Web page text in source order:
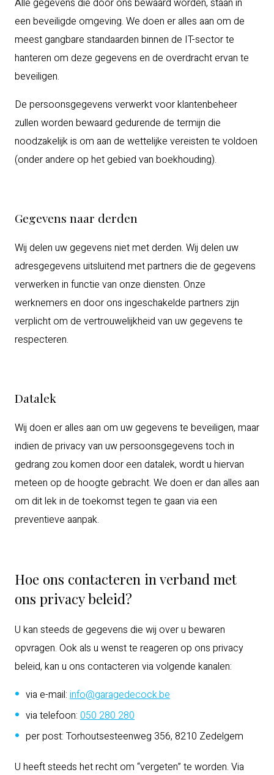
Alle gegevens die door ons bewaard worden, staan in
een beveiligde omgeving. We doen er alles aan om de
meest gangbare standaarden binnen de IT-sector te
hanteren om deze gegevens en de overdracht ervan te
beveiligen.
De persoonsgegevens verwerkt voor klantenbeheer
zullen worden bewaard gedurende de termijn die
noodzakelijk is om aan de wettelijke vereisten te voldoen
(onder andere op het gebied van boekhouding).
Gegevens naar derden
Wij delen uw gegevens niet met derden. Wij delen uw
adresgegevens uitsluitend met partners die de gegevens
verwerken in functie van onze diensten. Onze
werknemers en door ons ingeschakelde partners zijn
verplicht om de vertrouwelijkheid van uw gegevens te
respecteren.
Datalek
Wij doen er alles aan om uw gegevens te beveiligen, maar
indien de privacy van uw persoonsgegevens toch in
gedrang zou komen door een datalek, wordt u hiervan
meteen op de hoogte gebracht. We doen er dan alles aan
om dit lek in de toekomst tegen te gaan via een
preventieve aanpak.
Hoe ons contacteren in verband met
ons privacy beleid?
U kan steeds de gegevens die wij over u bewaren
opvragen. Ook als u wenst te reageren op ons privacy
beleid, kan u ons contacteren via volgende kanalen:
via e-mail: info@garagedecock.be
via telefoon: 050 280 280
per post: Torhoutsesteenweg 356, 8210 Zedelgem
U heeft steeds het recht om “vergeten” te worden. Via